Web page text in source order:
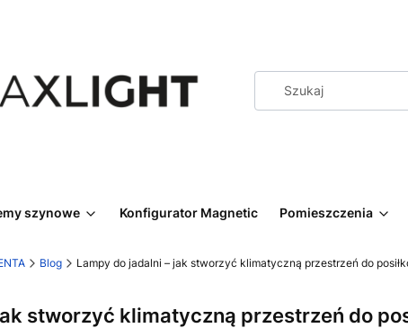
szynowe Konfigurator Magnetic Pomieszczenia
Blog Lampy do jadalni – jak stworzyć klimatyczną przestrzeń do
stworzyć klimatyczną przestrzeń do